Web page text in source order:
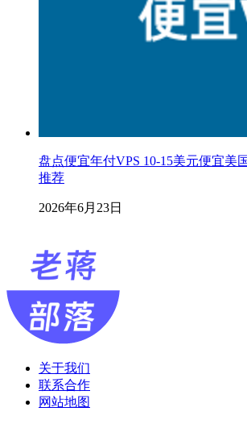
盘点便宜年付VPS 10-15美元便宜美
推荐
2026年6月23日
关于我们
联系合作
网站地图